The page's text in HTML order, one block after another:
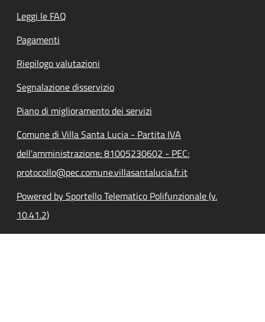
Leggi le FAQ
Pagamenti
Riepilogo valutazioni
Segnalazione disservizio
Piano di miglioramento dei servizi
Comune di Villa Santa Lucia - Partita IVA
dell'amministrazione: 81005230602 - PEC:
protocollo@pec.comune.villasantalucia.fr.it
Powered by Sportello Telematico Polifunzionale (v.
10.41.2)